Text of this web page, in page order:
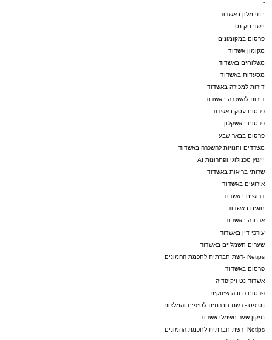
-
בתי מלון באשדוד
יישובניק נט
פרסום במקומונים
מקומון אשדוד
משלוחים באשדוד
מסעדות באשדוד
דירות למכירה באשדוד
דירות להשכרה באשדוד
פרסום עסק באשדוד
פרסום באשקלון
פרסום בבאר שבע
משרדים וחנויות להשכרה באשדוד
ייעוץ טכנולוגי ופתרונות AI
שרותי בריאות באשדוד
אירועים באשדוד
דרושים באשדוד
חוגים באשדוד
ארנונה באשדוד
עורכי דין באשדוד
שערים חשמליים באשדוד
Netips -רשת חברתית לחכמת ההמונים
פרסום באשדוד
אשדוד נט ויקיפדיה
פרסום כתבה שיווקית
נטיפס - רשת חברתית לטיפים והמלצות
תיקון שער חשמלי אשדוד
Netips -רשת חברתית לחכמת ההמונים